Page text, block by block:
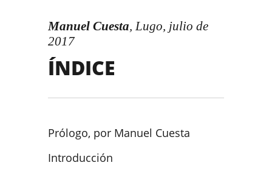
Manuel Cuesta, Lugo, julio de
2017
ÍNDICE
Prólogo, por Manuel Cuesta
Introducción